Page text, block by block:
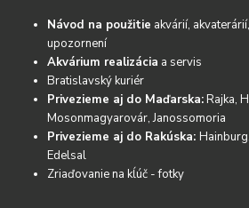
Návod na použitie akvárií,
upozornení
Akvárium realizácia a servis
Bratislavský kuriér
Privezieme aj do Maďarska:Rajka,
Mosonmagyarovár, Janossomoria
Privezieme aj do Rakúska:
Edelsal
Zriaďovanie na kĺúč - fotky